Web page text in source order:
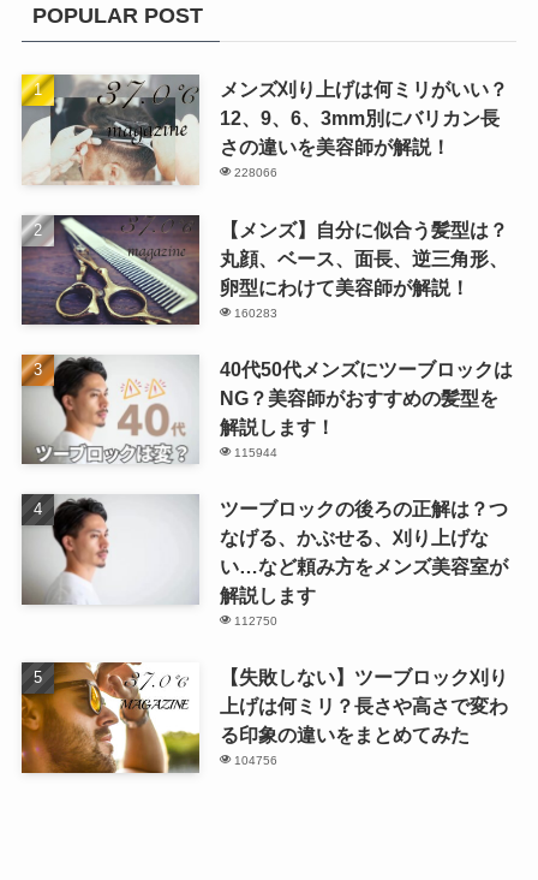
POPULAR POST
メンズ刈り上げは何ミリがいい？
12、9、6、3mm別にバリカン長
さの違いを美容師が解説！
228066
【メンズ】自分に似合う髪型は？
丸顔、ベース、面長、逆三角形、
卵型にわけて美容師が解説！
160283
40代50代メンズにツーブロックは
NG？美容師がおすすめの髪型を
解説します！
115944
ツーブロックの後ろの正解は？つ
なげる、かぶせる、刈り上げな
い…など頼み方をメンズ美容室が
解説します
112750
【失敗しない】ツーブロック刈り
上げは何ミリ？長さや高さで変わ
る印象の違いをまとめてみた
104756